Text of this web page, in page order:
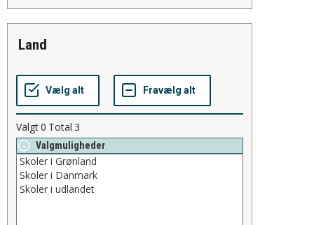
land
Valgt0 Total 3
Valgmuligheder